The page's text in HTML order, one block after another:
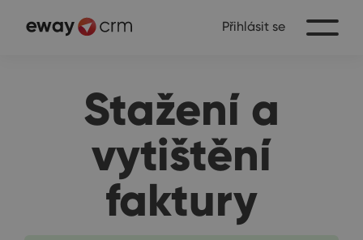
Přihlásit se
Stažení a
vytištění
faktury